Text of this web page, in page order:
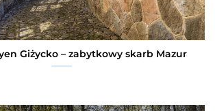
Giżycko – zabytkowy skarb Mazur